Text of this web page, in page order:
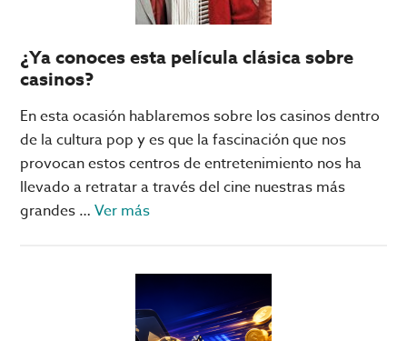
grandes
mundo?
están
en
las
¿Ya conoces esta película clásica sobre
casinos?
En esta ocasión hablaremos sobre los casinos dentro
de la cultura pop y es que la fascinación que nos
provocan estos centros de entretenimiento nos ha
llevado a retratar a través del cine nuestras más
grandes …Ver másacerca
conoces
esta
película